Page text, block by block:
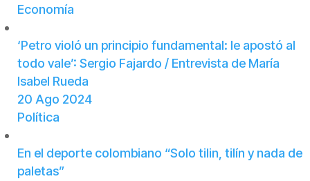
Economía
‘Petro violó un principio fundamental: le apostó al
todo vale’: Sergio Fajardo / Entrevista de María
Isabel Rueda
20 Ago 2024
Política
En el deporte colombiano “Solo tilin, tilín y nada de
paletas”